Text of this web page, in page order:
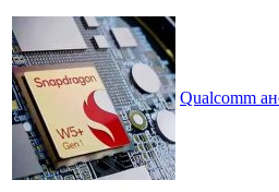
Qualcomm